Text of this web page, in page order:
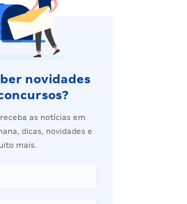
novidades
as notícias em
dicas, novidades e
mais.